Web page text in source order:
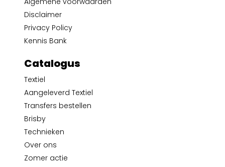
Disclaimer
Privacy Policy
Kennis Bank
Catalogus
Textiel
Aangeleverd Textiel
Transfers bestellen
Brisby
Technieken
Over ons
Zomer actie